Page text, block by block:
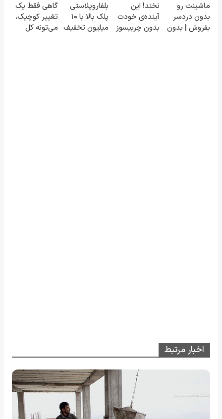
تخفیف
همراه مکانیک
ماشینت رو
بدون دردسر
بفروش | بدون
نخند! این
آینده‌ی خودت
بدون چربیسوز
بلفاروپلاستی
پلک بالا با ۱۰
میلیون تخفیف
گاهی فقط یک
تغییر کوچیک،
می‌تونه کل
اخبار مرتبط